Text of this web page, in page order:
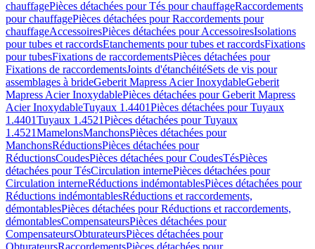
chauffagePièces détachées pour Tés pour chauffageRaccordements
pour chauffagePièces détachées pour Raccordements pour
chauffageAccessoiresPièces détachées pour AccessoiresIsolations
pour tubes et raccordsEtanchements pour tubes et raccordsFixations
pour tubesFixations de raccordementsPièces détachées pour
Fixations de raccordementsJoints d'étanchéitéSets de vis pour
assemblages à brideGeberit Mapress Acier InoxydableGeberit
Mapress Acier InoxydablePièces détachées pour Geberit Mapress
Acier InoxydableTuyaux 1.4401Pièces détachées pour Tuyaux
1.4401Tuyaux 1.4521Pièces détachées pour Tuyaux
1.4521MamelonsManchonsPièces détachées pour
ManchonsRéductionsPièces détachées pour
RéductionsCoudesPièces détachées pour CoudesTésPièces
détachées pour TésCirculation internePièces détachées pour
Circulation interneRéductions indémontablesPièces détachées pour
Réductions indémontablesRéductions et raccordements,
démontablesPièces détachées pour Réductions et raccordements,
démontablesCompensateursPièces détachées pour
CompensateursObturateursPièces détachées pour
ObturateursRaccordementsPièces détachées pour